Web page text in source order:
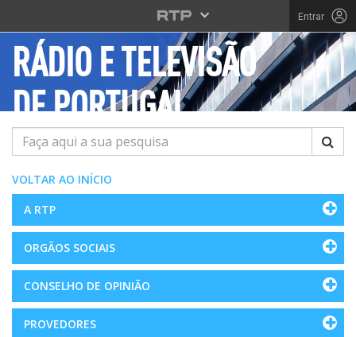
Saltar para o conteúdo principal
Entrar
RÁDIO E TELEVISÃO
DE PORTUGAL
Pesquisar
VOLTAR AO INÍCIO
A RTP
ORGÃOS SOCIAIS
CONSELHO DE OPINIÃO
PROVEDORES